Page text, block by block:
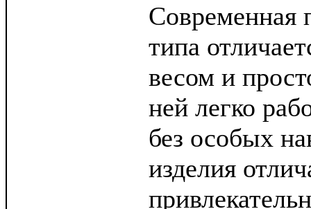
Современная
типа
весом и
ней легко
без особых
изделия